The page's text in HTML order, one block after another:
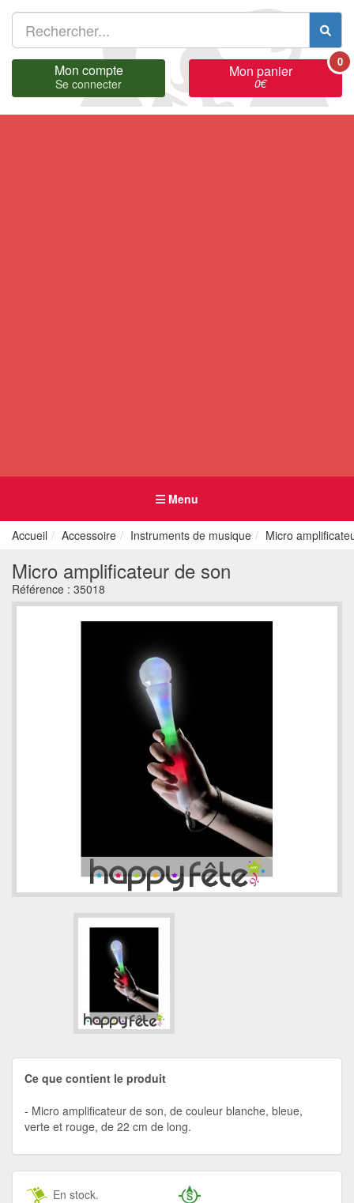
Mon compte
Se connecter
Mon panier
0€
0
Menu
Accueil Accessoire Instruments de musique Micro
Micro amplificateur de son
Référence : 35018
Ce que contient le produit
Micro amplificateur de son, de couleur blanche, bleue,
verte et rouge, de 22 cm de long.
En stock.